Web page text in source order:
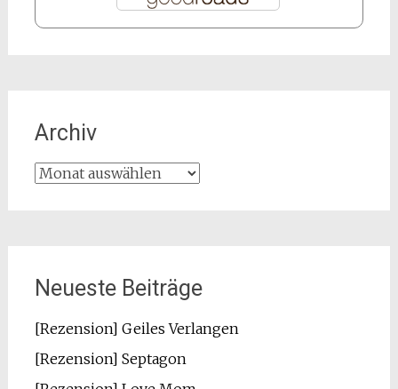
Archiv
Archiv
Neueste Beiträge
[Rezension] Geiles Verlangen
[Rezension] Septagon